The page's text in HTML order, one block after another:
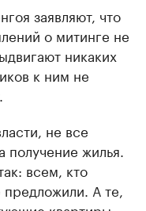
заявляют, что
о митинге не
никаких
к ним не
не все
жилья.
всем, кто
предложили. А те,